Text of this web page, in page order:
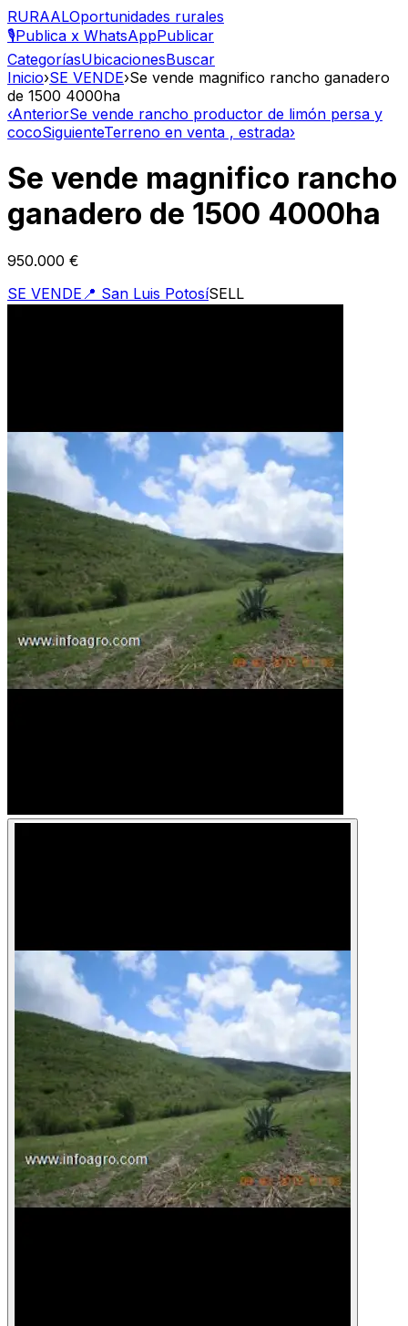
RURAALOportunidades rurales
🎙️Publica x WhatsAppPublicar
CategoríasUbicacionesBuscar
Inicio›SE VENDE›Se vende magnifico rancho ganadero
de 1500 4000ha
‹AnteriorSe vende rancho productor de limón persa y
cocoSiguienteTerreno en venta , estrada›
Se vende magnifico rancho
ganadero de 1500 4000ha
950.000 €
SE VENDE 📍 San Luis PotosíSELL